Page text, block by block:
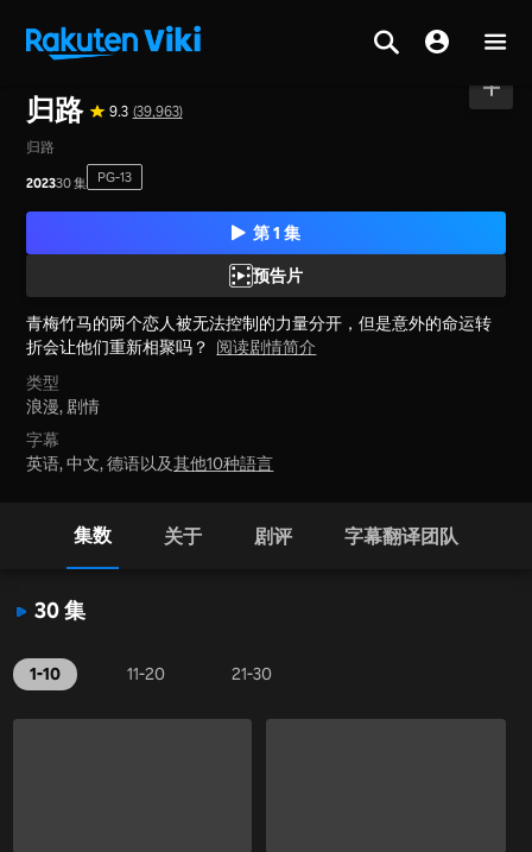
归路 9.3 (39,963)
归路
202330 集 PG-13
第 1 集
预告片
青梅竹马的两个恋人被无法控制的力量分开，但是意外的命运转
折会让他们重新相聚吗？ 阅读剧情简介
类型
浪漫, 剧情
字幕
英语, 中文, 德语以及其他10种語言
集数 关于 剧评 字幕翻译团队
30 集
1-10 11-20 21-30